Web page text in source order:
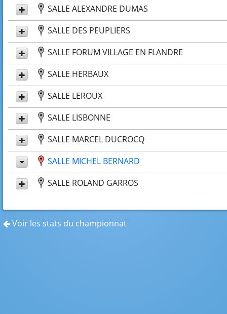
SALLE ALEXANDRE DUMAS
SALLE DES PEUPLIERS
SALLE FORUM VILLAGE EN FLANDRE
SALLE HERBAUX
SALLE LEROUX
SALLE LISBONNE
SALLE MARCEL DUCROCQ
SALLE MICHEL BERNARD
SALLE ROLAND GARROS
Voir les stats du championnat